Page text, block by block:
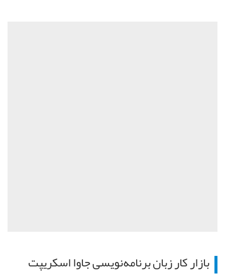
بازار کار زبان برنامه‌نویسی جاوا اسکریپت